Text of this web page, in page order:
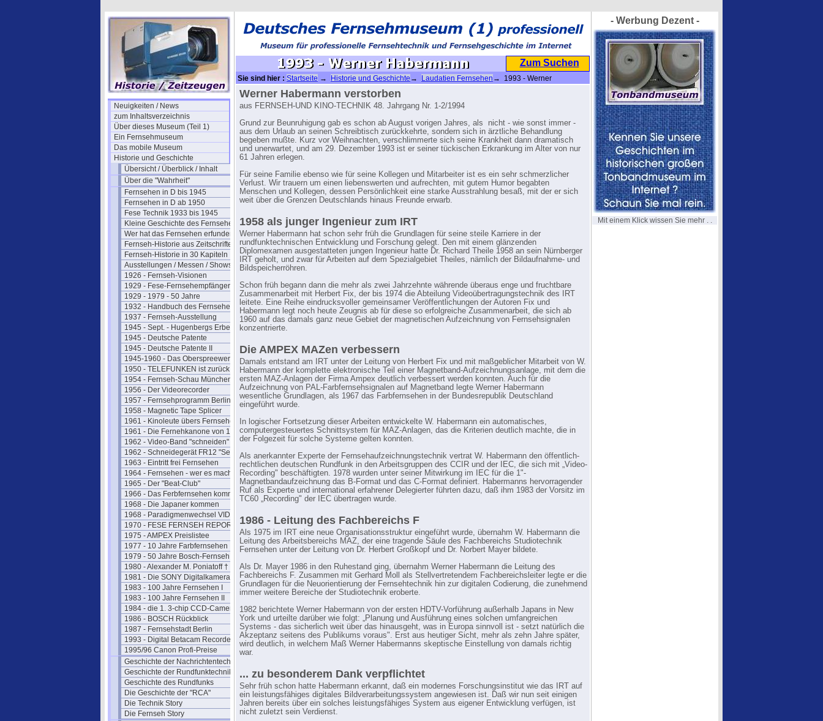
Neuigkeiten / News
zum Inhaltsverzeichnis
Über dieses Museum (Teil 1)
Ein Fernsehmuseum
Das mobile Museum
Historie und Geschichte
Übersicht / Überblick / Inhalt
Über die "Wahrheit"
Fernsehen in D bis 1945
Fernsehen in D ab 1950
Fese Technik 1933 bis 1945
Kleine Geschichte des Fernsehens
Wer hat das Fernsehen erfunden?
Fernseh-Historie aus Zeitschriften
Fernseh-Historie in 30 Kapiteln
Ausstellungen / Messen / Shows
1926 - Fernseh-Visionen
1929 - Fese-Fernsehempfänger
1929 - 1979 - 50 Jahre
1932 - Handbuch des Fernsehens
1937 - Fernseh-Ausstellung
1945 - Sept. - Hugenbergs Erbe
1945 - Deutsche Patente
1945 - Deutsche Patente II
1945-1960 - Das Oberspreewerk
1950 - TELEFUNKEN ist zurück
1954 - Fernseh-Schau München
1956 - Der Videorecorder
1957 - Fernsehprogramm Berlin
1958 - Magnetic Tape Splicer
1961 - Kinoleute übers Fernsehen
1961 - Die Fernehkanone von 1936
1962 - Video-Band "schneiden"
1962 - Schneidegerät FR12 "Senior"
1963 - Eintritt frei Fernsehen
1964 - Fernsehen - wer es macht
1965 - Der "Beat-Club"
1966 - Das Ferbfernsehen kommt
1968 - Die Japaner kommen
1968 - Paradigmenwechsel VIDEO
1970 - FESE FERNSEH REPORT
1975 - AMPEX Preislistee
1977 - 10 Jahre Farbfernsehen
1979 - 50 Jahre Bosch-Fernseh
1980 - Alexander M. Poniatoff †
1981 - Die SONY Digitalkamera
1983 - 100 Jahre Fernsehen I
1983 - 100 Jahre Fernsehen II
1984 - die 1. 3-chip CCD-Camera
1986 - BOSCH Rückblick
1987 - Fernsehstadt Berlin
1993 - Digital Betacam Recorder
1995/96 Canon Profi-Preise
Geschichte der Nachrichtentechnik
Geschichte der Rundfunktechnik
Geschichte des Rundfunks
Die Geschichte der "RCA"
Die Technik Story
Die Fernseh Story
Zum Suchen
Sie sind hier : Startseite → Historie und Geschichte → Laudatien Fernsehen → 1993 - Werner
Werner Habermann verstorben
aus FERNSEH-UND KINO-TECHNIK 48. Jahrgang Nr. 1-2/1994
Grund zur Beunruhigung gab es schon ab August vorigen Jahres, als nicht - wie sonst immer -
aus dem Urlaub an seinen Schreibtisch zurückkehrte, sondern sich in ärztliche Behandlung
begeben mußte. Kurz vor Weihnachten, verschlimmerte sich seine Krankheit dann dramatisch
und unerwartet, und am 29. Dezember 1993 ist er seiner tückischen Erkrankung im Alter von nur
61 Jahren erlegen.
Für seine Familie ebenso wie für seine Kollegen und Mitarbeiter ist es ein sehr schmerzlicher
Verlust. Wir trauern um einen liebenswerten und aufrechten, mit gutem Humor begabten
Menschen und Kollegen, dessen Persönlichkeit eine starke Ausstrahlung besaß, mit der er sich
weit über die Grenzen Deutschlands hinaus Freunde erwarb.
1958 als junger Ingenieur zum IRT
Werner Habermann hat schon sehr früh die Grundlagen für seine steile Karriere in der
rundfunktechnischen Entwicklung und Forschung gelegt. Den mit einem glänzenden
Diplomexamen ausgestatteten jungen Ingenieur hatte Dr. Richard Theile 1958 an sein Nürnberger
IRT geholt, und zwar für Arbeiten auf dem Spezialgebiet Theiles, nämlich der Bildaufnahme- und
Bildspeicherröhren.
Schon früh begann dann die mehr als zwei Jahrzehnte währende überaus enge und fruchtbare
Zusammenarbeit mit Herbert Fix, der bis 1974 die Abteilung Videoübertragungstechnik des IRT
leitete. Eine Reihe eindrucksvoller gemeinsamer Veröffentlichungen der Autoren Fix und
Habermann legt noch heute Zeugnis ab für diese so erfolgreiche Zusammenarbeit, die sich ab
1960 auf das damals ganz neue Gebiet der magnetischen Aufzeichnung von Fernsehsignalen
konzentrierte.
Die AMPEX MAZen verbessern
Damals entstand am IRT unter der Leitung von Herbert Fix und mit maßgeblicher Mitarbeit von W.
Habermann der komplette elektronische Teil einer Magnetband-Aufzeichnungsanlage, mit dem die
ersten MAZ-Anlagen der Firma Ampex deutlich verbessert werden konnten. Auch für die
Aufzeichnung von PAL-Farbfernsehsignalen auf Magnetband legte Werner Habermann
wesentliche Grundlagen, als 1967 das Farbfernsehen in der Bundesrepublik Deutschland
eingeführt wurde.
In logischer Fortsetzung dieser Arbeiten entwickelte W. Habermann ein automatisches,
computergesteuertes Schnittsystem für MAZ-Anlagen, das die Kriterien deutlich machte, die in
der Folgezeit für solche Systeme gelten konnten.
Als anerkannter Experte der Fernsehaufzeichnungstechnik vertrat W. Habermann den öffentlich-
rechtlichen deutschen Rundfunk in den Arbeitsgruppen des CCIR und der IEC, die sich mit „Video-
Recording" beschäftigten. 1978 wurden unter seiner Mitwirkung im IEC für die 1"-
Magnetbandaufzeichnung das B-Format und das C-Format definiert. Habermanns hervorragender
Ruf als Experte und international erfahrener Delegierter führten dazu, daß ihm 1983 der Vorsitz im
TC60 „Recording" der IEC übertragen wurde.
1986 - Leitung des Fachbereichs F
Als 1975 im IRT eine neue Organisationsstruktur eingeführt wurde, übernahm W. Habermann die
Leitung des Arbeitsbereichs MAZ, der eine tragende Säule des Fachbereichs Studiotechnik
Fernsehen unter der Leitung von Dr. Herbert Großkopf und Dr. Norbert Mayer bildete.
Als Dr. Mayer 1986 in den Ruhestand ging, übernahm Werner Habermann die Leitung des
Fachbereichs F. Zusammen mit Gerhard Moll als Stellvertretendem Fachbereichsleiter legte er die
Grundlagen für die Neuorientierung der Fernsehtechnik hin zur digitalen Codierung, die zunehmend
immer weitere Bereiche der Studiotechnik eroberte.
1982 berichtete Werner Habermann von der ersten HDTV-Vorführung außerhalb Japans in New
York und urteilte darüber wie folgt: „Planung und Ausführung eines solchen umfangreichen
Systems - das sicherlich weit über das hinausgeht, was in Europa sinnvoll ist - setzt natürlich die
Akzeptanz seitens des Publikums voraus". Erst aus heutiger Sicht, mehr als zehn Jahre später,
wird deutlich, in welchem Maß Werner Habermanns skeptische Einstellung von damals richtig
war.
... zu besonderem Dank verpflichtet
Sehr früh schon hatte Habermann erkannt, daß ein modernes Forschungsinstitut wie das IRT auf
ein leistungsfähiges digitales Bildverarbeitungssystem angewiesen ist. Daß wir nun seit einigen
Jahren bereits über ein solches leistungsfähiges System aus eigener Entwicklung verfügen, ist
nicht zuletzt sein Verdienst.
- Werbung Dezent -
Mit einem Klick wissen Sie mehr . .